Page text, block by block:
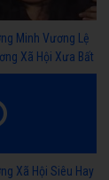
Minh Vương Lệ
Xã Hội Xưa Bất
Xã Hội Siêu Hay